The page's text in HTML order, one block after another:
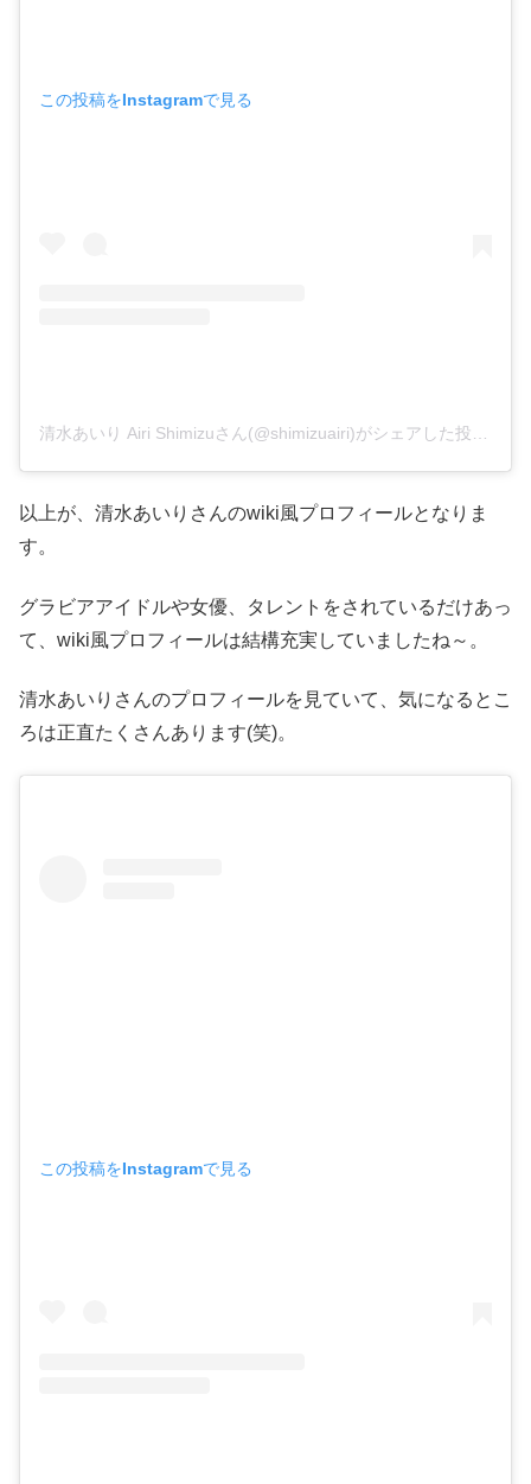
この投稿をInstagramで見る
以上が、清水あいりさんのwiki風プロフィールとなりま
す。
グラビアアイドルや女優、タレントをされているだけあっ
て、wiki風プロフィールは結構充実していましたね～。
清水あいりさんのプロフィールを見ていて、気になるとこ
ろは正直たくさんあります(笑)。
この投稿をInstagramで見る